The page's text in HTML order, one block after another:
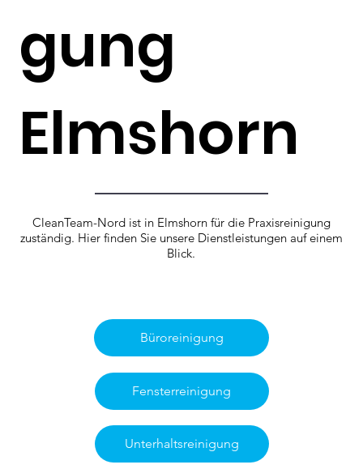
gung
Elmshorn
CleanTeam-Nord ist in Elmshorn für die Praxisreinigung
zuständig. Hier finden Sie unsere Dienstleistungen auf einem
Blick.
Büroreinigung
Fensterreinigung
Unterhaltsreinigung